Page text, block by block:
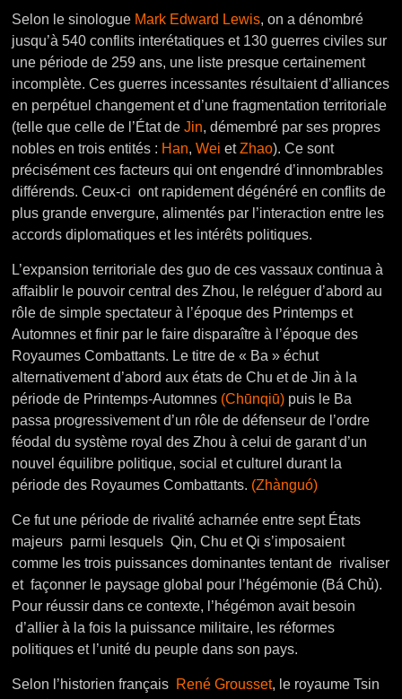
Selon le sinologue Mark Edward Lewis, on a dénombré
jusqu’à 540 conflits interétatiques et 130 guerres civiles sur
une période de 259 ans, une liste presque certainement
incomplète. Ces guerres incessantes résultaient d’alliances
en perpétuel changement et d’une fragmentation territoriale
(telle que celle de l’État deJin, démembré par ses propres
nobles en trois entités : Han,Wei etZhao). Ce sont
précisément ces facteurs qui ont engendré d’innombrables
différends. Ceux-ci ont rapidement dégénéré en conflits de
plus grande envergure, alimentés par l’interaction entre les
accords diplomatiques et les intérêts politiques.
L’expansion territoriale des guo de ces vassaux continua à
affaiblir le pouvoir central des Zhou, le reléguer d’abord au
rôle de simple spectateur à l’époque des Printemps et
Automnes et finir par le faire disparaître à l’époque des
Royaumes Combattants. Le titre de « Ba » échut
alternativement d’abord aux états de Chu et de Jin à la
période de Printemps-Automnes (Chūnqiū) puis le Ba
passa progressivement d’un rôle de défenseur de l’ordre
féodal du système royal des Zhou à celui de garant d’un
nouvel équilibre politique, social et culturel durant la
période des Royaumes Combattants. (Zhànguó)
Ce fut une période de rivalité acharnée entre sept États
majeurs parmi lesquels Qin, Chu et Qi s’imposaient
comme les trois puissances dominantes tentant de rivaliser
et façonner le paysage global pour l’hégémonie (Bá Chủ).
Pour réussir dans ce contexte, l’hégémon avait besoin
d’allier à la fois la puissance militaire, les réformes
politiques et l’unité du peuple dans son pays.
Selon l’historien français René Grousset, le royaume Tsin